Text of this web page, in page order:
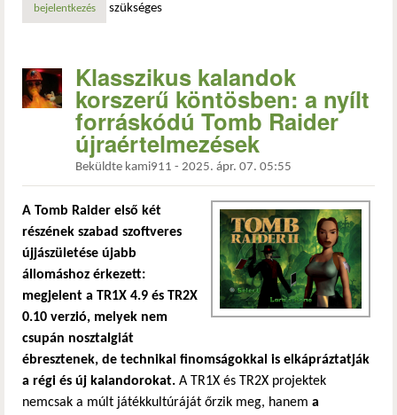
bejelentkezés szükséges
Klasszikus kalandok
korszerű köntösben: a nyílt
forráskódú Tomb Raider
újraértelmezések
Beküldte kami911 - 2025. ápr. 07. 05:55
A Tomb Raider első két
részének szabad szoftveres
újjászületése újabb
állomáshoz érkezett:
megjelent a TR1X 4.9 és TR2X
0.10 verzió, melyek nem
csupán nosztalgiát
ébresztenek, de technikai finomságokkal is elkápráztatják
a régi és új kalandorokat. A TR1X és TR2X projektek
nemcsak a múlt játékkultúráját őrzik meg, hanem a